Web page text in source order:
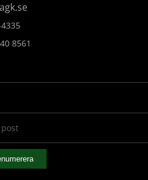
8561